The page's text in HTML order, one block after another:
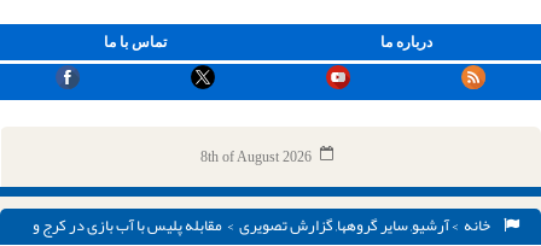
تماس با ما درباره ما
8th of August 2026
خانه >آرشیو,سایر گروهها,گزارش تصویری> مقابله پلیس با آب بازی در کرج و